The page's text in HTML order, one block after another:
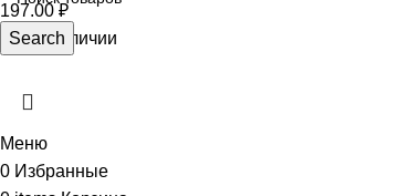
Search
197.00 ₽
Нет в наличии
Меню
0 Избранные